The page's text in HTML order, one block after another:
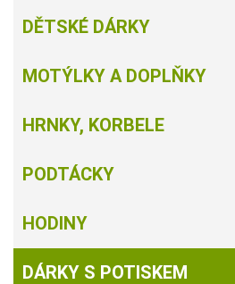
DĚTSKÉ DÁRKY
MOTÝLKY A DOPLŇKY
HRNKY, KORBELE
PODTÁCKY
HODINY
DÁRKY S POTISKEM